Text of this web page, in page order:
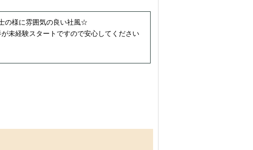
の様に雰囲気の良い社風☆
未経験スタートですので安心してください